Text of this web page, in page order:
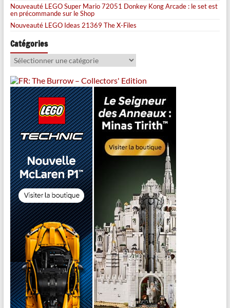
Nouveauté LEGO Super Mario 72051 Donkey Kong Arcade : le set est
en précommande sur le Shop
Nouveauté LEGO Ideas 21369 The X-Files
Catégories
Catégories